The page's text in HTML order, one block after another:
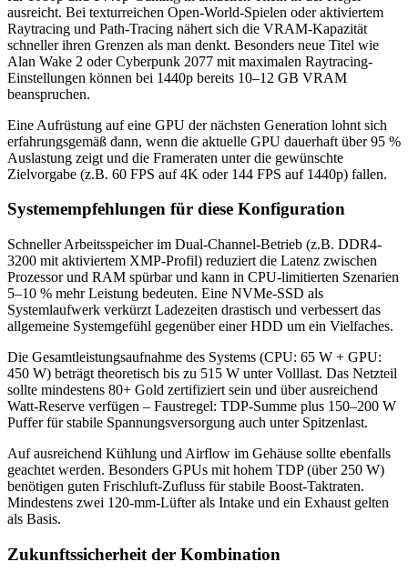
ausreicht. Bei texturreichen Open-World-Spielen oder aktiviertem
Raytracing und Path-Tracing nähert sich die VRAM-Kapazität
schneller ihren Grenzen als man denkt. Besonders neue Titel wie
Alan Wake 2 oder Cyberpunk 2077 mit maximalen Raytracing-
Einstellungen können bei 1440p bereits 10–12 GB VRAM
beanspruchen.
Eine Aufrüstung auf eine GPU der nächsten Generation lohnt sich
erfahrungsgemäß dann, wenn die aktuelle GPU dauerhaft über 95 %
Auslastung zeigt und die Frameraten unter die gewünschte
Zielvorgabe (z.B. 60 FPS auf 4K oder 144 FPS auf 1440p) fallen.
Systemempfehlungen für diese Konfiguration
Schneller Arbeitsspeicher im Dual-Channel-Betrieb (z.B. DDR4-
3200 mit aktiviertem XMP-Profil) reduziert die Latenz zwischen
Prozessor und RAM spürbar und kann in CPU-limitierten Szenarien
5–10 % mehr Leistung bedeuten. Eine NVMe-SSD als
Systemlaufwerk verkürzt Ladezeiten drastisch und verbessert das
allgemeine Systemgefühl gegenüber einer HDD um ein Vielfaches.
Die Gesamtleistungsaufnahme des Systems (CPU: 65 W + GPU:
450 W) beträgt theoretisch bis zu 515 W unter Volllast. Das Netzteil
sollte mindestens 80+ Gold zertifiziert sein und über ausreichend
Watt-Reserve verfügen – Faustregel: TDP-Summe plus 150–200 W
Puffer für stabile Spannungsversorgung auch unter Spitzenlast.
Auf ausreichend Kühlung und Airflow im Gehäuse sollte ebenfalls
geachtet werden. Besonders GPUs mit hohem TDP (über 250 W)
benötigen guten Frischluft-Zufluss für stabile Boost-Taktraten.
Mindestens zwei 120-mm-Lüfter als Intake und ein Exhaust gelten
als Basis.
Zukunftssicherheit der Kombination